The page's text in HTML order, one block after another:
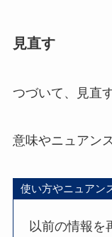
見直す
つづいて、見直
意味やニュアン
使い方やニュアン
以前の情報を